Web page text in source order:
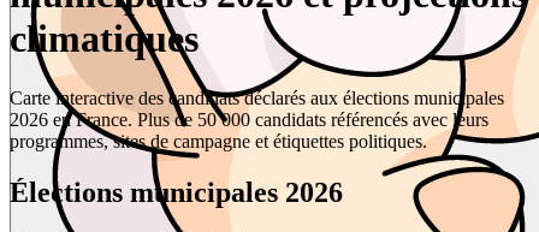
climatiques
Carte interactive des candidats déclarés aux élections municipales
2026 en France. Plus de 50 000 candidats référencés avec leurs
programmes, sites de campagne et étiquettes politiques.
Élections municipales 2026